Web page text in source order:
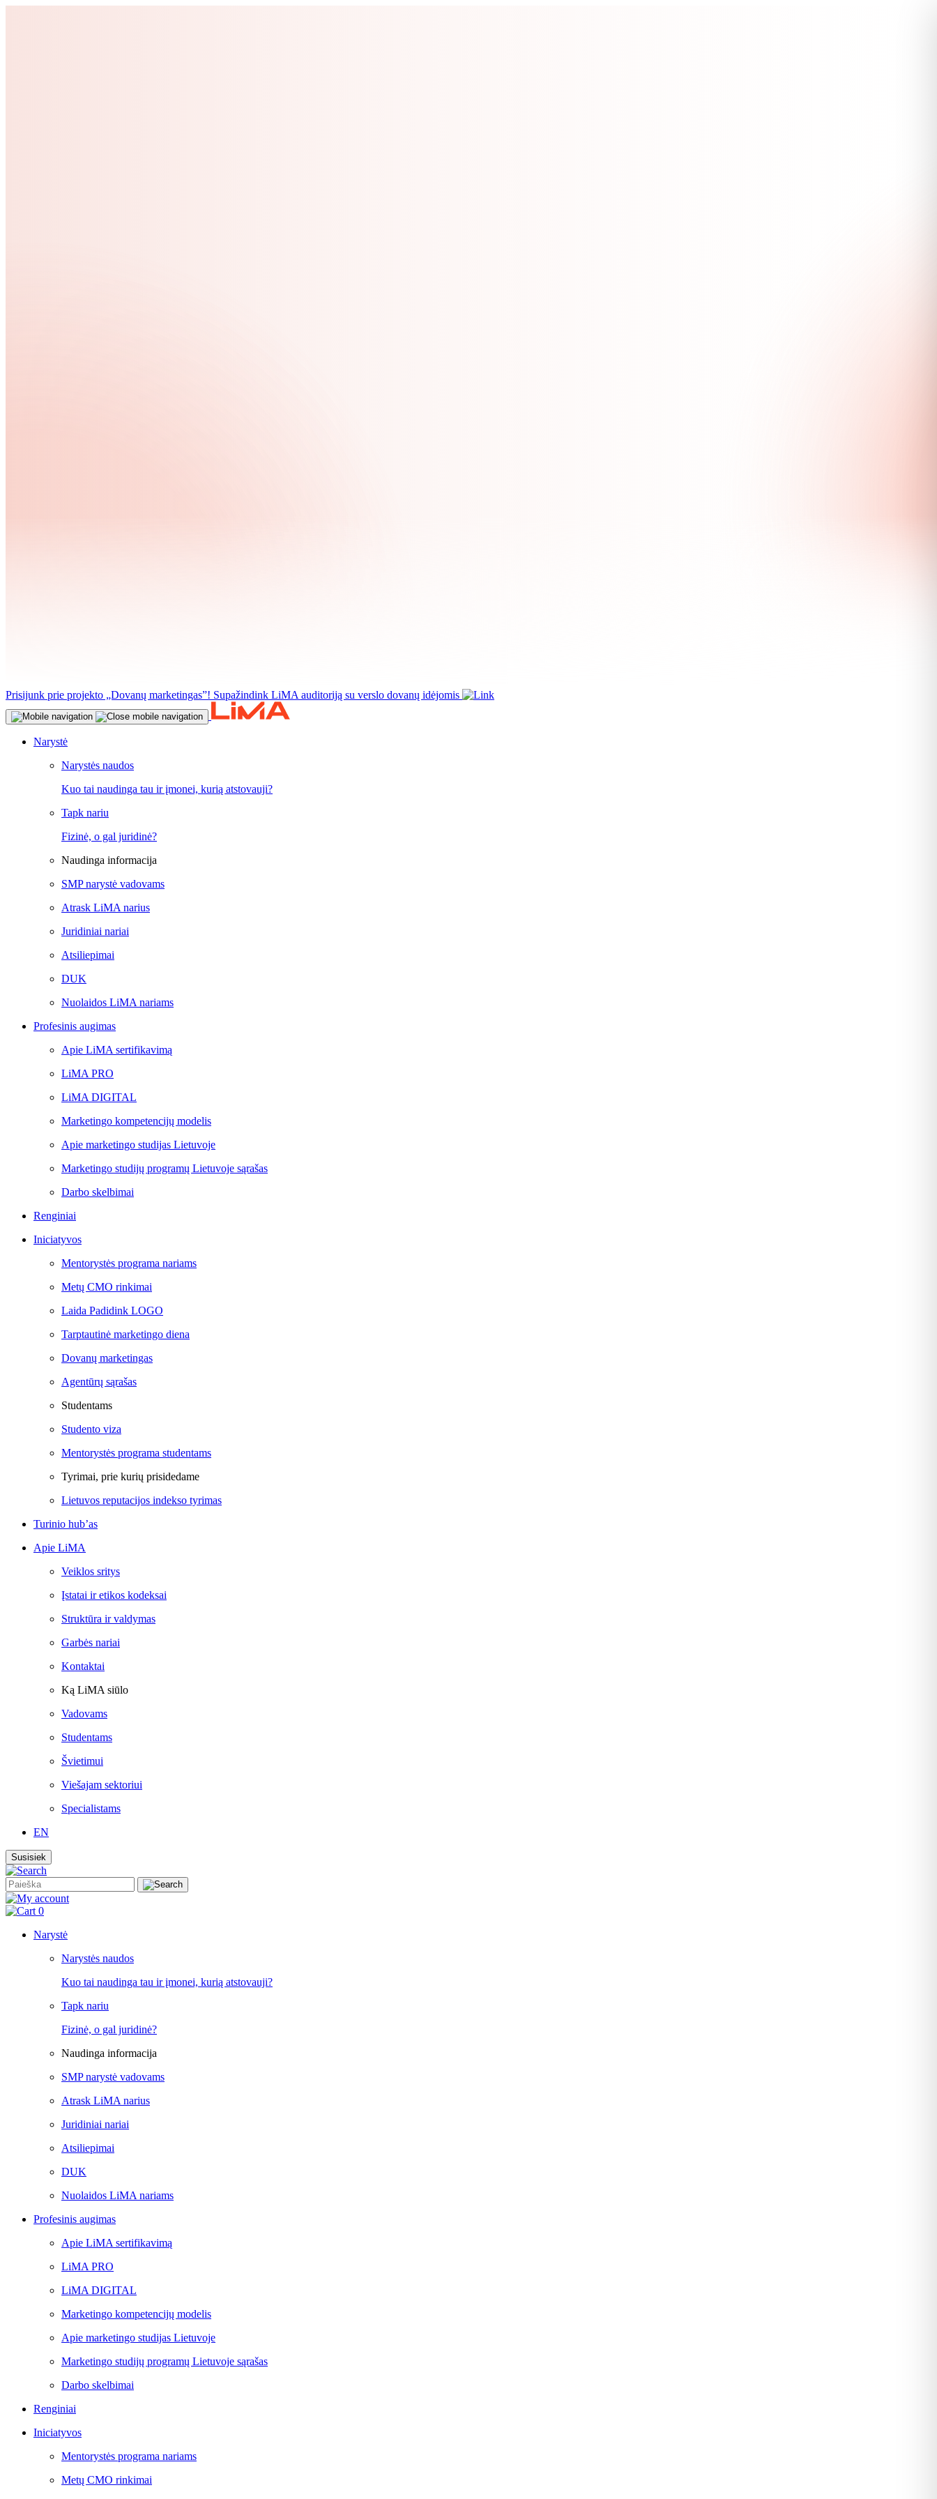
Prisijunk prie projekto „Dovanų marketingas”! Supažindink LiMA auditoriją su verslo dovanų idėjomis
Narystė
Narystės naudos
Kuo tai naudinga tau ir įmonei, kurią atstovauji?
Tapk nariu
Fizinė, o gal juridinė?
Naudinga informacija
SMP narystė vadovams
Atrask LiMA narius
Juridiniai nariai
Atsiliepimai
DUK
Nuolaidos LiMA nariams
Profesinis augimas
Apie LiMA sertifikavimą
LiMA PRO
LiMA DIGITAL
Marketingo kompetencijų modelis
Apie marketingo studijas Lietuvoje
Marketingo studijų programų Lietuvoje sąrašas
Darbo skelbimai
Renginiai
Iniciatyvos
Mentorystės programa nariams
Metų CMO rinkimai
Laida Padidink LOGO
Tarptautinė marketingo diena
Dovanų marketingas
Agentūrų sąrašas
Studentams
Studento viza
Mentorystės programa studentams
Tyrimai, prie kurių prisidedame
Lietuvos reputacijos indekso tyrimas
Turinio hub’as
Apie LiMA
Veiklos sritys
Įstatai ir etikos kodeksai
Struktūra ir valdymas
Garbės nariai
Kontaktai
Ką LiMA siūlo
Vadovams
Studentams
Švietimui
Viešajam sektoriui
Specialistams
EN
Susisiek
0
Narystė
Narystės naudos
Kuo tai naudinga tau ir įmonei, kurią atstovauji?
Tapk nariu
Fizinė, o gal juridinė?
Naudinga informacija
SMP narystė vadovams
Atrask LiMA narius
Juridiniai nariai
Atsiliepimai
DUK
Nuolaidos LiMA nariams
Profesinis augimas
Apie LiMA sertifikavimą
LiMA PRO
LiMA DIGITAL
Marketingo kompetencijų modelis
Apie marketingo studijas Lietuvoje
Marketingo studijų programų Lietuvoje sąrašas
Darbo skelbimai
Renginiai
Iniciatyvos
Mentorystės programa nariams
Metų CMO rinkimai